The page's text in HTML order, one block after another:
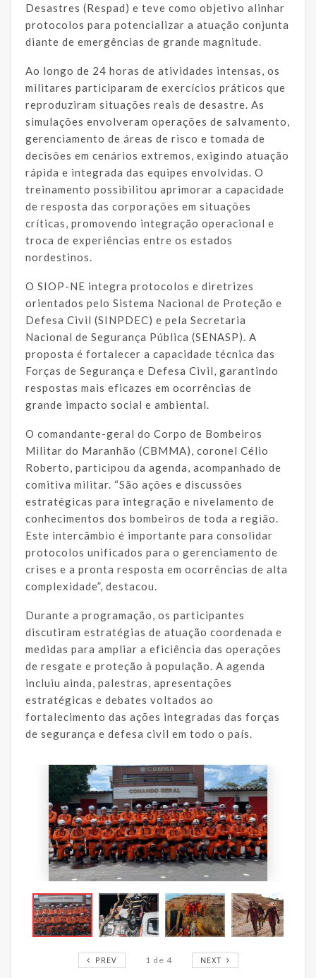
Desastres (Respad) e teve como objetivo alinhar
protocolos para potencializar a atuação conjunta
diante de emergências de grande magnitude.
Ao longo de 24 horas de atividades intensas, os
militares participaram de exercícios práticos que
reproduziram situações reais de desastre. As
simulações envolveram operações de salvamento,
gerenciamento de áreas de risco e tomada de
decisões em cenários extremos, exigindo atuação
rápida e integrada das equipes envolvidas. O
treinamento possibilitou aprimorar a capacidade
de resposta das corporações em situações
críticas, promovendo integração operacional e
troca de experiências entre os estados
nordestinos.
O SIOP-NE integra protocolos e diretrizes
orientados pelo Sistema Nacional de Proteção e
Defesa Civil (SINPDEC) e pela Secretaria
Nacional de Segurança Pública (SENASP). A
proposta é fortalecer a capacidade técnica das
Forças de Segurança e Defesa Civil, garantindo
respostas mais eficazes em ocorrências de
grande impacto social e ambiental.
O comandante-geral do Corpo de Bombeiros
Militar do Maranhão (CBMMA), coronel Célio
Roberto, participou da agenda, acompanhado de
comitiva militar. “São ações e discussões
estratégicas para integração e nivelamento de
conhecimentos dos bombeiros de toda a região.
Este intercâmbio é importante para consolidar
protocolos unificados para o gerenciamento de
crises e a pronta resposta em ocorrências de alta
complexidade”, destacou.
Durante a programação, os participantes
discutiram estratégias de atuação coordenada e
medidas para ampliar a eficiência das operações
de resgate e proteção à população. A agenda
incluiu ainda, palestras, apresentações
estratégicas e debates voltados ao
fortalecimento das ações integradas das forças
de segurança e defesa civil em todo o país.
PREV 1 de 4 NEXT